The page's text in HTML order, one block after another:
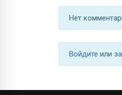
Нет
Войдите или